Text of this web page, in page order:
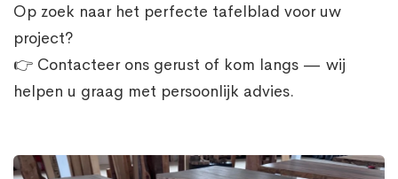
Op zoek naar het perfecte tafelblad voor uw
project?
👉 Contacteer ons gerust of kom langs — wij
helpen u graag met persoonlijk advies.